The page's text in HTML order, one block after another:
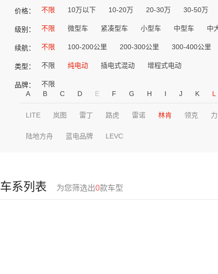
价格： 不限 10万以下 10-20万 20-30万 30-50万
级别： 不限 微型车 紧凑型车 小型车 中型车 中
续航： 不限 100-200公里 200-300公里 300-400公里
类型： 不限 纯电动 插电式混动 增程式电动
品牌：
不限
A
B C D E F G H I J K L
LITE 岚图 雷丁 路虎 雷诺 林肯 领克
陆地方舟 蓝电品牌 LEVC
车系列表 为您筛选出0款车型